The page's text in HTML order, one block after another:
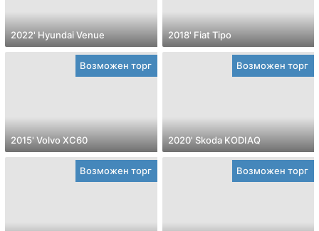
2022' Hyundai Venue 2018' Fiat Tipo
Возможен торг
2015' Volvo XC60
Возможен торг
2020' Skoda KODIAQ
Возможен торг Возможен торг